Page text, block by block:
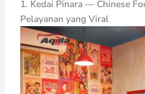
1. Kedai Pinara — Chinese
Pelayanan yang Viral